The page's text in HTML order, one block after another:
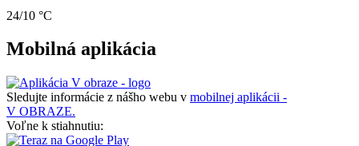
24/10 °C
Mobilná aplikácia
Sledujte informácie z nášho webu v mobilnej aplikácii -
V OBRAZE.
Voľne k stiahnutiu: